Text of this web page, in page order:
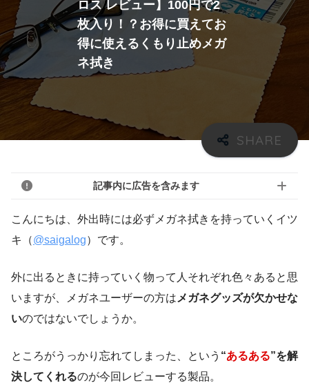
ロス レビュー】100円で2
枚入り！？お得に買えてお
得に使えるくもり止めメガ
ネ拭き
記事内に広告を含みます
こんにちは、外出時には必ずメガネ拭きを持っていくイツ
キ（@saigalog）です。
外に出るときに持っていく物って人それぞれ色々あると思
いますが、メガネユーザーの方は メガネグッズが欠かせな
いのではないでしょうか。
ところがうっかり忘れてしまった、という “あるある”を解
決してくれるのが今回レビューする製品。